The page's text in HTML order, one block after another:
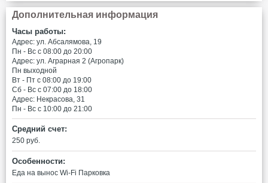
Дополнительная информация
Часы работы:
Адрес: ул. Абсалямова, 19
Пн - Вс c 08:00 до 20:00
Адрес: ул. Аграрная 2 (Агропарк)
Пн выходной
Вт - Пт c 08:00 до 19:00
Сб - Вс c 07:00 до 18:00
Адрес: Некрасова, 31
Пн - Вс c 10:00 до 21:00
Средний счет:
250 руб.
Особенности:
Еда на вынос Wi-Fi Парковка